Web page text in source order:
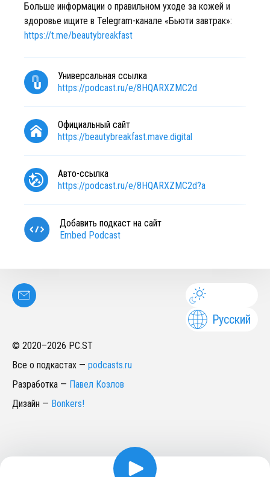
Больше информации о правильном уходе за кожей и
здоровье ищите в Telegram-канале «Бьюти завтрак»:
https://t.me/beautybreakfast
Универсальная ссылка
https://podcast.ru/e/8HQARXZMC2d
Официальный сайт
https://beautybreakfast.mave.digital
Авто-ссылка
https://podcast.ru/e/8HQARXZMC2d?a
Добавить подкаст на сайт
Embed Podcast
Русский
© 2020–2026 PC.ST
Все о подкастах — podcasts.ru
Разработка — Павел Козлов
Дизайн — Bonkers!